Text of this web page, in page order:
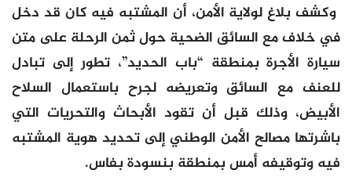
وكشف بلاغ لولاية الأمن، أن المشتبه فيه كان قد دخل
في خلاف مع السائق الضحية حول ثمن الرحلة على متن
سيارة الأجرة بمنطقة “باب الحديد”، تطور إلى تبادل
للعنف مع السائق وتعريضه لجرح باستعمال السلاح
الأبيض، وذلك قبل أن تقود الأبحاث والتحريات التي
باشرتها مصالح الأمن الوطني إلى تحديد هوية المشتبه
فيه وتوقيفه أمس بمنطقة بنسودة بفاس.